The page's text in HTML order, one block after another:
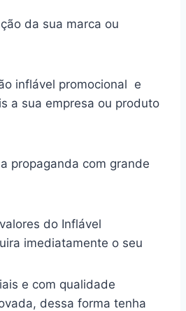
da sua marca ou
inflável promocional e
a sua empresa ou produto
propaganda com grande
do Inflável
imediatamente o seu
e com qualidade
dessa forma tenha